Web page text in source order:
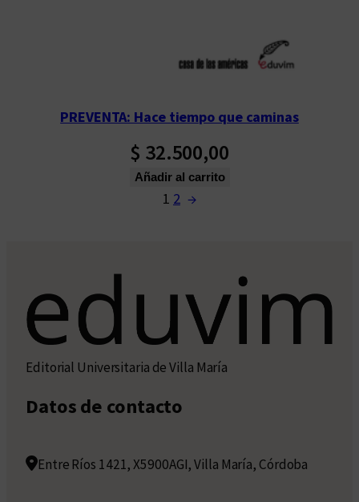
PREVENTA: Hace tiempo que caminas
$ 32.500,00
Añadir al carrito
1 2 →
Editorial Universitaria de Villa María
Datos de contacto
Entre Ríos 1421, X5900AGI, Villa María, Córdoba